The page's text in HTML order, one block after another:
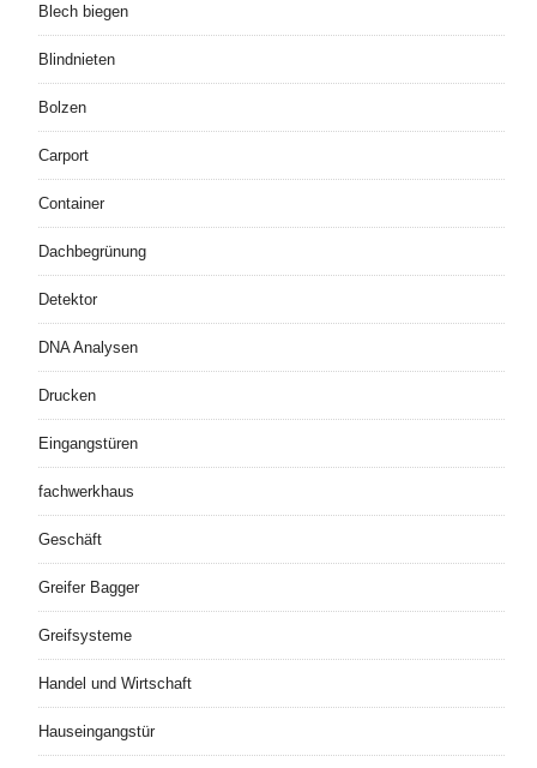
Blech biegen
Blindnieten
Bolzen
Carport
Container
Dachbegrünung
Detektor
DNA Analysen
Drucken
Eingangstüren
fachwerkhaus
Geschäft
Greifer Bagger
Greifsysteme
Handel und Wirtschaft
Hauseingangstür